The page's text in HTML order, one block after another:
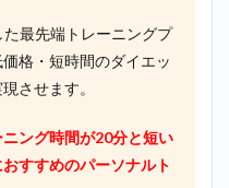
最先端トレーニングプ
格・短時間のダイエッ
させます。
ング時間が20分と短い
すすめのパーソナルト